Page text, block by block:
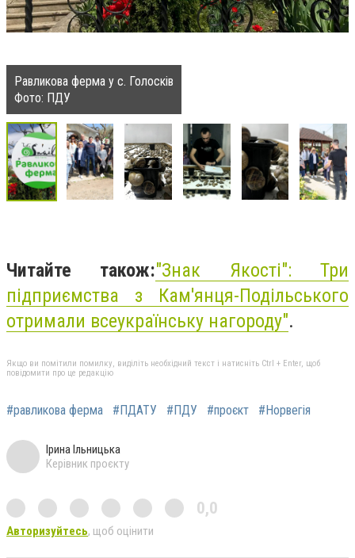
Равликова ферма у с. Голосків
Фото: ПДУ
Читайте також:"Знак Якості": Три
підприємства з Кам'янця-Подільського
отримали всеукраїнську нагороду".
Якщо ви помітили помилку, виділіть необхідний текст і натисніть Ctrl + Enter, щоб
повідомити про це редакцію
#равликова ферма #ПДАТУ #ПДУ #проєкт #Норвегія
Ірина Ільницька
Керівник проєкту
0,0
Авторизуйтесь, щоб оцінити